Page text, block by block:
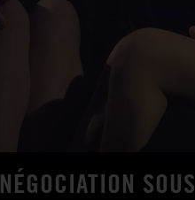
NÉGOCIATION